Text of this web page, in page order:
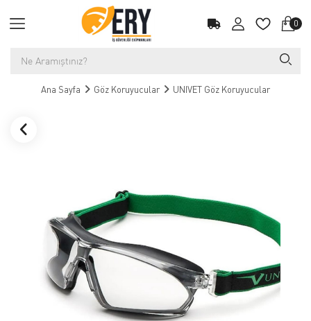
0
Ana Sayfa Göz Koruyucular UNIVET Göz Koruyucular